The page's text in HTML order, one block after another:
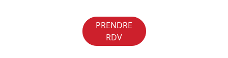
PRENDRE
RDV